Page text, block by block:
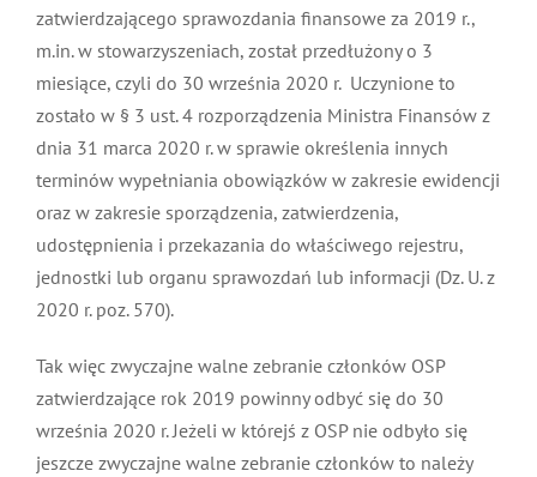
zatwierdzającego sprawozdania finansowe za 2019 r.,
m.in. w stowarzyszeniach, został przedłużony o 3
miesiące, czyli do 30 września 2020 r. Uczynione to
zostało w § 3 ust. 4 rozporządzenia Ministra Finansów z
dnia 31 marca 2020 r. w sprawie określenia innych
terminów wypełniania obowiązków w zakresie ewidencji
oraz w zakresie sporządzenia, zatwierdzenia,
udostępnienia i przekazania do właściwego rejestru,
jednostki lub organu sprawozdań lub informacji (Dz. U. z
2020 r. poz. 570).
Tak więc zwyczajne walne zebranie członków OSP
zatwierdzające rok 2019 powinny odbyć się do 30
września 2020 r. Jeżeli w którejś z OSP nie odbyło się
jeszcze zwyczajne walne zebranie członków to należy